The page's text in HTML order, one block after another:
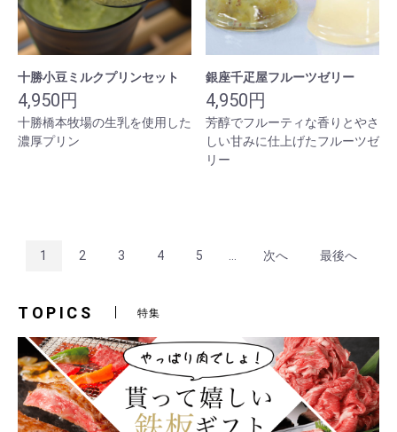
十勝小豆ミルクプリンセット
4,950円
十勝橋本牧場の生乳を使用した
濃厚プリン
銀座千疋屋フルーツゼリー
4,950円
芳醇でフルーティな香りとやさ
しい甘みに仕上げたフルーツゼ
リー
1 2 3 4 5 次へ 最後へ
TOPICS 特集